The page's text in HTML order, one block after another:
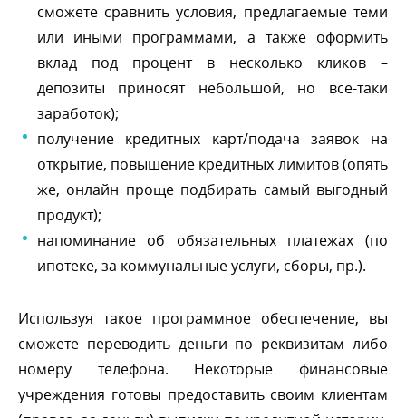
сможете сравнить условия, предлагаемые теми
или иными программами, а также оформить
клад под процент в несколько кликов –
депозиты приносят небольшой, но все-таки
заработок);
получение кредитных карт/подача заявок на
открытие, повышение кредитных лимитов (опять
же, онлайн проще подбирать самый выгодный
продукт);
напоминание об обязательных платежах (по
ипотеке, за коммунальные услуги, сборы, пр.).
Используя такое программное обеспечение, вы
сможете переводить деньги по реквизитам либо
номеру телефона. Некоторые финансовые
учреждения готовы предоставить своим клиентам